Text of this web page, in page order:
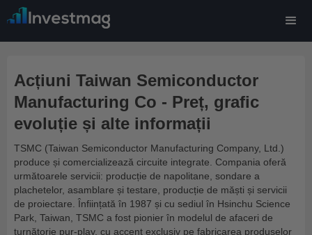
Acțiuni Taiwan Semiconductor
Manufacturing Co - Preț, grafic
evoluție și alte informații
TSMC (Taiwan Semiconductor Manufacturing Company, Ltd.)
produce și comercializează circuite integrate. Compania oferă
următoarele servicii: producție de napolitane, sondare a
plachetelor, asamblare și testare, producție de măști și servicii
de proiectare. Înființată în 1987 și cu sediul în Hsinchu Science
Park, Taiwan, TSMC a fost pionier în modelul de afaceri de
turnătorie pur-play, cu accent exclusiv pe fabricarea produselor